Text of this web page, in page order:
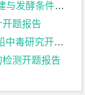
优化开题报告
题报告
研究开题报告
测开题报告